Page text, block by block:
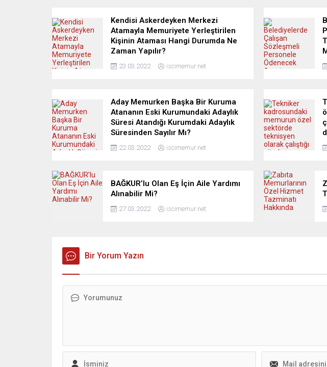
Kendisi Askerdeyken Merkezi
Atamayla Memuriyete Yerleştirilen
Kişinin Ataması Hangi Durumda Ne
Zaman Yapılır?
23.03.2022 iscimemur.net
Aday Memurken Başka Bir Kuruma
Atananın Eski Kurumundaki Adaylık
Süresi Atandığı Kurumdaki Adaylık
Süresinden Sayılır Mı?
22.03.2022 iscimemur.net
BAĞKUR’lu Olan Eş İçin Aile Yardımı
Alınabilir Mi?
27.03.2022 iscimemur.net
Bir Yorum Yazın